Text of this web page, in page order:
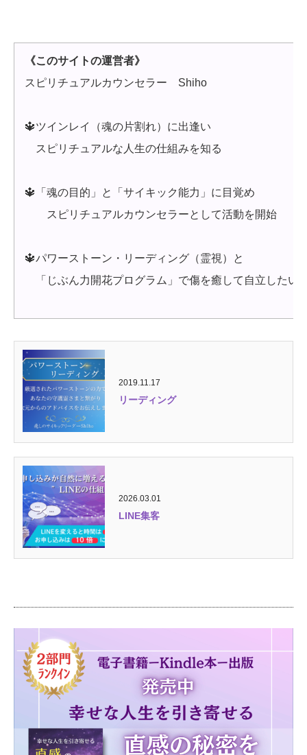
《このサイトの運営者》
スピリチュアルカウンセラー Shiho
🔱ツインレイ（魂の片割れ）に出逢い
スピリチュアルな人生の仕組みを知る
🔱「魂の目的」と「サイキック能力」に目覚め
スピリチュアルカウンセラーとして活動を開始
🔱パワーストーン・リーディング（霊視）と
「じぶん力開花プログラム」で傷を癒して自立したい
2019.11.17
リーディング
2026.03.01
LINE集客